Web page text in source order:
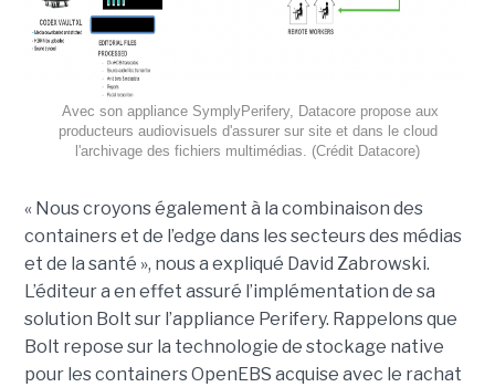
Avec son appliance SymplyPerifery, Datacore propose aux
producteurs audiovisuels d'assurer sur site et dans le cloud
l'archivage des fichiers multimédias. (Crédit Datacore)
« Nous croyons également à la combinaison des
containers et de l’edge dans les secteurs des médias
et de la santé », nous a expliqué David Zabrowski.
L’éditeur a en effet assuré l’implémentation de sa
solution Bolt sur l’appliance Perifery. Rappelons que
Bolt repose sur la technologie de stockage native
pour les containers OpenEBS acquise avec le rachat